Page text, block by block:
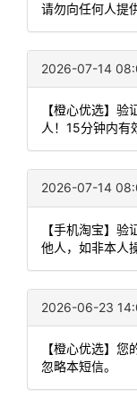
请勿向任何人提
2026-07-14
【橙心优选】
人！15分钟内有
2026-07-14
【手机淘宝】
他人，如非本人
2026-06-23
【橙心优选】
忽略本短信。